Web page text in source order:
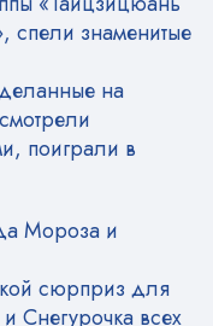
спели знаменитые
на
поиграли в
Мороза и
сюрприз для
Снегурочка всех